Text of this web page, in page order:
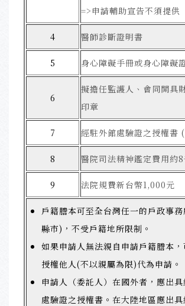
=>申請輔助宣告不須提供
4 醫師診斷證明書
5 身心障礙手冊或身心障礙
6
擬擔任監護人、會同開具
印章
7 經駐外館處驗證之授權書
8 醫院司法精神鑑定費用約
9 法院規費新台幣1,000元
戶籍謄本可至全台灣任一的戶政事
縣市)，不受戶籍地所限制。
如果申請人無法親自申請戶籍謄本
授權他人(不以親屬為限)代為申請。
申請人（委託人）在國外者，應出
處驗證之授權書。在大陸地區應出